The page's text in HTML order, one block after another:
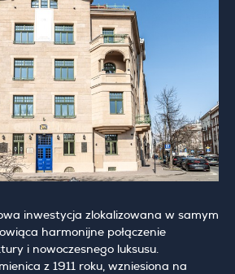
inwestycja zlokalizowana w samym
harmonijne połączenie
i nowoczesnego luksusu.
z 1911 roku, wzniesiona na